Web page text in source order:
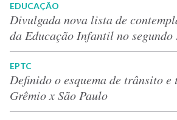
EDUCAÇÃO
Divulgada nova lista de
da Educação Infantil no segundo
EPTC
Definido o esquema de trânsito
Grêmio x São Paulo